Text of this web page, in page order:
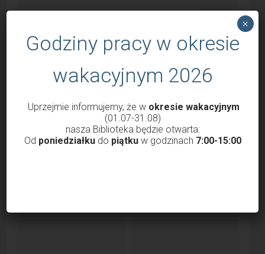
Godziny otwarcia Biblioteki od 1 marca
Krzysztof Probola 18 lutego 2022 3036
Godziny pracy w okresie
wakacyjnym 2026
Uprzejmie informujemy, że w okresie wakacyjnym
(01.07-31.08)
nasza Biblioteka będzie otwarta:
Od poniedziałkudo piątkuw godzinach 7:00-15:00
×